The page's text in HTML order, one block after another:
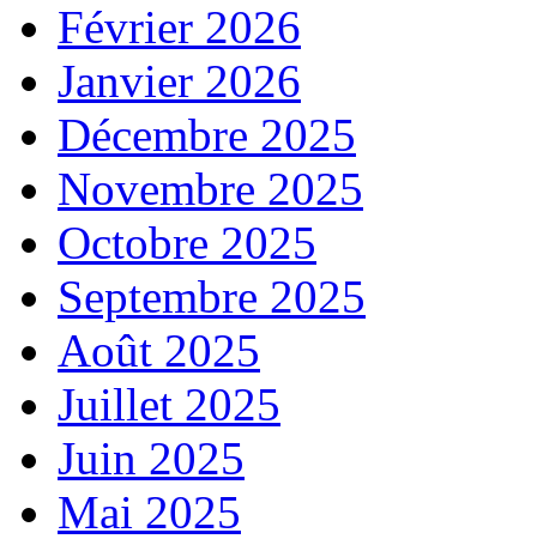
Février 2026
Janvier 2026
Décembre 2025
Novembre 2025
Octobre 2025
Septembre 2025
Août 2025
Juillet 2025
Juin 2025
Mai 2025